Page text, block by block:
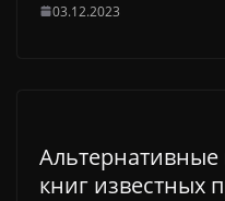
03.12.2023
книг известных